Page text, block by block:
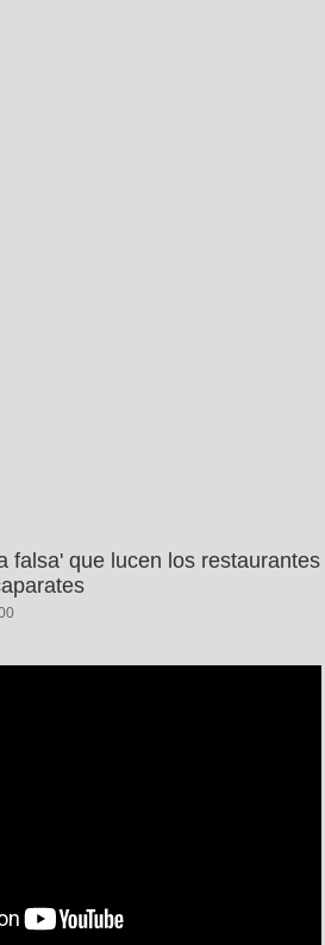
falsa' que lucen los restaurantes